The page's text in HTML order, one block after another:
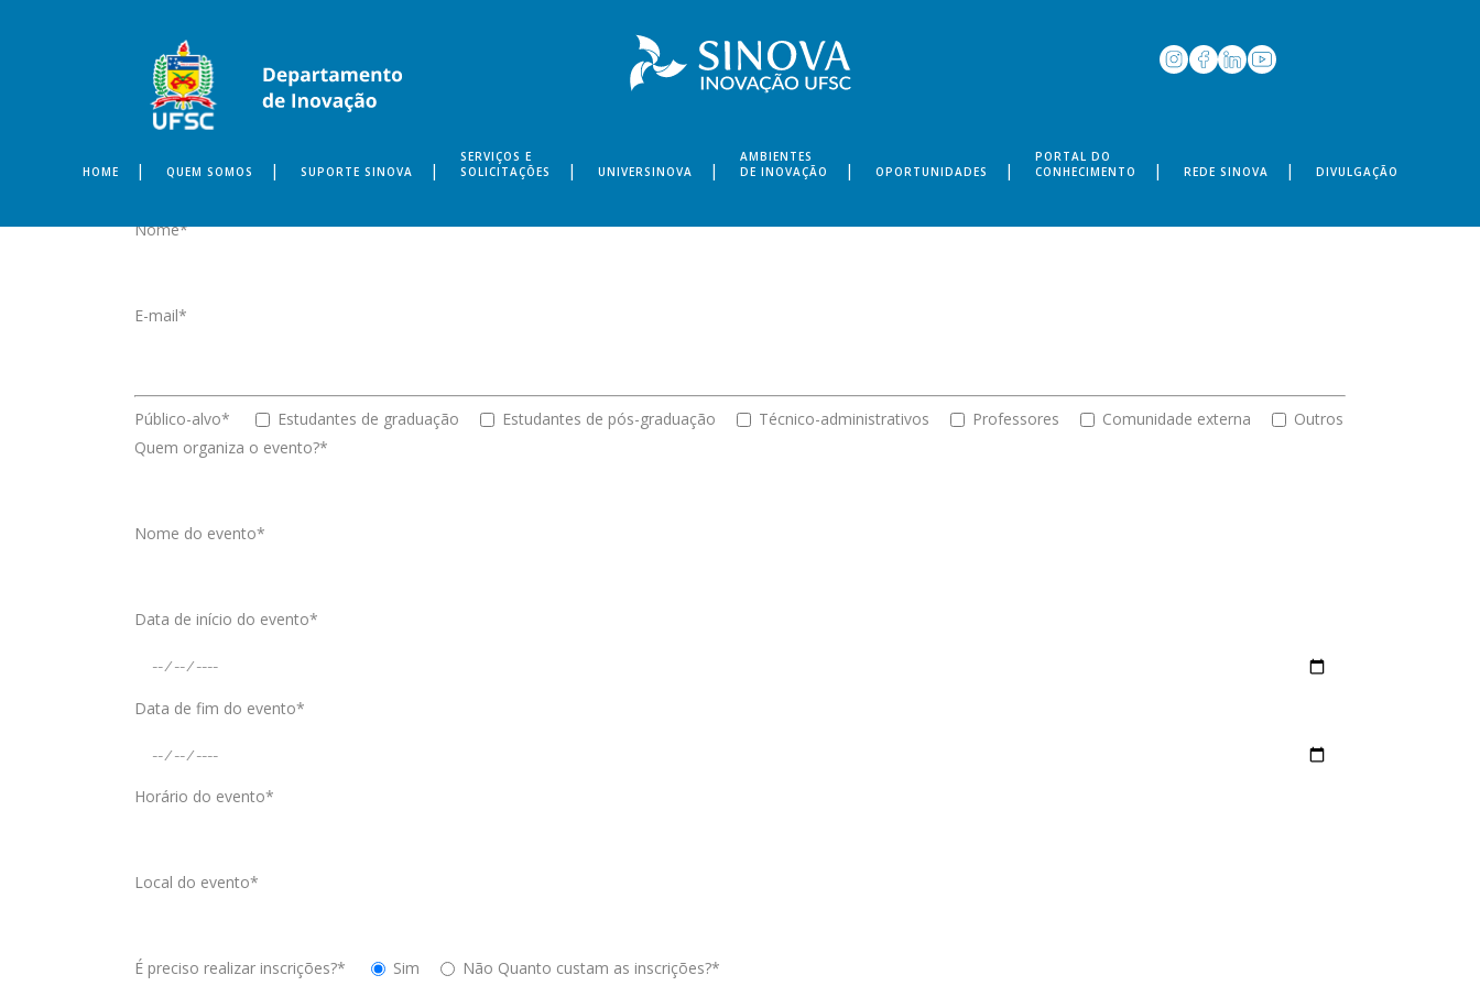
HOME QUEM SOMOS SUPORTE SINOVA
SERVIÇOS E
SOLICITAÇÕES
UNIVERSINOVA
AMBIENTES
DE INOVAÇÃO
OPORTUNIDADES
PORTAL DO
CONHECIMENTO
REDE SINOVA DIVULGAÇÃO
Nome*
E-mail*
Público-alvo* Estudantes de graduação Estudantes de pós-graduação Técnico-administrativos Professores Comunidade externa
Outros
Quem organiza o evento?*
Nome do evento*
Data de início do evento*
Data de fim do evento*
Horário do evento*
Local do evento*
É preciso realizar inscrições?* Sim Não Quanto custam as inscrições?*